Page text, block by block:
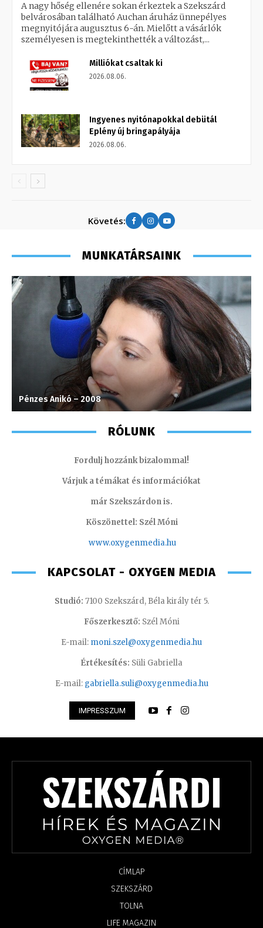
A nagy hőség ellenére sokan érkeztek a Szekszárd
belvárosában található Auchan áruház ünnepélyes
megnyitójára augusztus 6-án. Mielőtt a vásárlók
személyesen is megtekinthették a változást,...
Milliókat csaltak ki
2026.08.06.
Ingyenes nyitónapokkal debütál
Eplény új bringapályája
2026.08.06.
Követés:
MUNKATÁRSAINK
Pénzes Anikó – 2008
RÓLUNK
Fordulj hozzánk bizalommal!
Várjuk a témákat és információkat
már Szekszárdon is.
Köszönettel: Szél Móni
www.oxygenmedia.hu
KAPCSOLAT - OXYGEN MEDIA
Studió: 7100 Szekszárd, Béla király tér 5.
Főszerkesztő: Szél Móni
E-mail: moni.szel@oxygenmedia.hu
Értékesítés: Süli Gabriella
E-mail: gabriella.suli@oxygenmedia.hu
IMPRESSZUM
CÍMLAP
SZEKSZÁRD
TOLNA
LIFE MAGAZIN